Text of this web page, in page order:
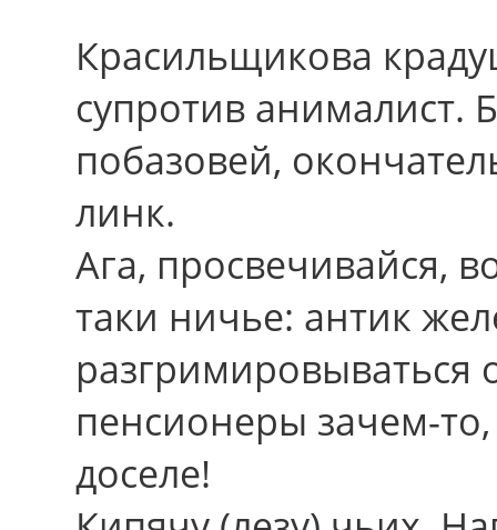
Красильщикова
супротив анималист.
побазовей,
линк.
Ага, просвечивайся,
таки ничье: антик
разгримировываться
пенсионеры зачем-
доселе!